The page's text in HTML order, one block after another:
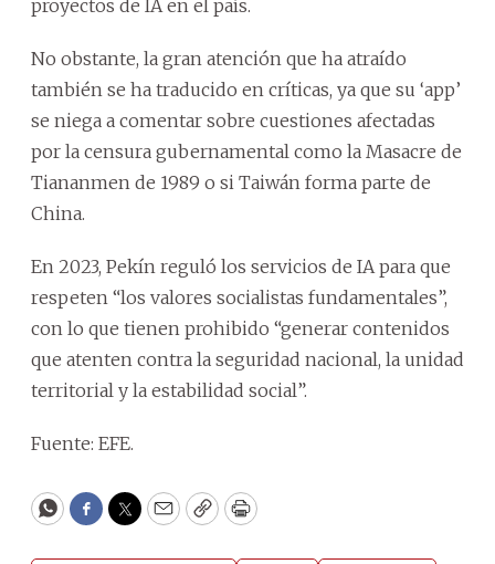
proyectos de IA en el país.
No obstante, la gran atención que ha atraído
también se ha traducido en críticas, ya que su ‘app’
se niega a comentar sobre cuestiones afectadas
por la censura gubernamental como la Masacre de
Tiananmen de 1989 o si Taiwán forma parte de
China.
En 2023, Pekín reguló los servicios de IA para que
respeten “los valores socialistas fundamentales”,
con lo que tienen prohibido “generar contenidos
que atenten contra la seguridad nacional, la unidad
territorial y la estabilidad social”.
Fuente: EFE.
WhatsApp
Facebook
Twitter
EmailCopyPrint